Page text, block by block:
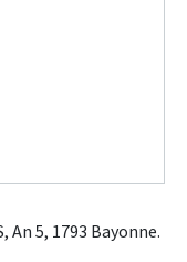
An 5, 1793 Bayonne.